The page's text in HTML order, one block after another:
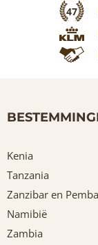
47
Kenia
Tanzania
Zanzibar en Pemba
Namibië
Zambia